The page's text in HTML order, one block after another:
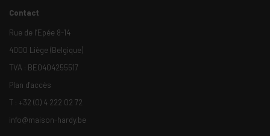
Contact
Rue de l’Epée 8-14
4000 Liège (Belgique)
TVA : BE0404255517
Plan d'accès
T : +32 (0) 4 222 02 72
info@maison-hardy.be